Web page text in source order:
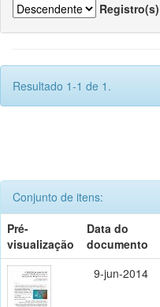
Registro(s)
Resultado 1-1 de 1.
Conjunto de itens:
Pré-
visualização
Data do
documento
9-jun-2014